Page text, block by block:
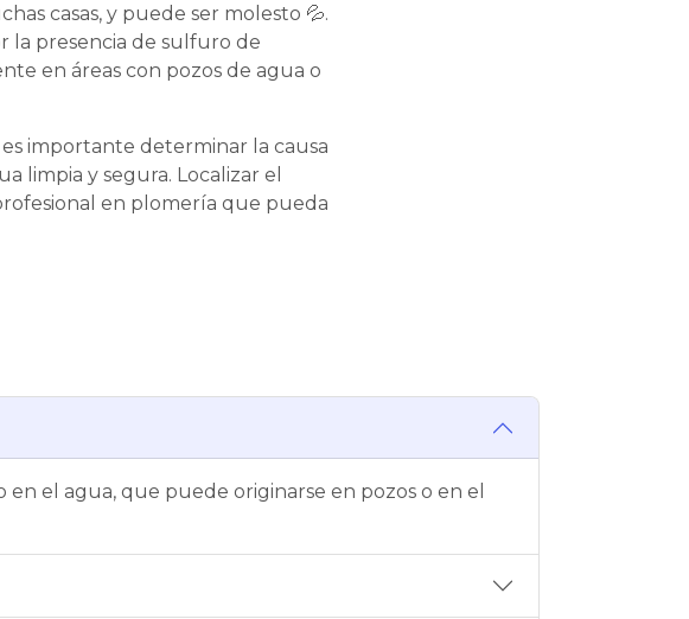
casas, y puede ser molesto 💦.
la presencia de sulfuro de
en áreas con pozos de agua o
es importante determinar la causa
limpia y segura. Localizar el
en plomería que pueda
el agua, que puede originarse en pozos o en el